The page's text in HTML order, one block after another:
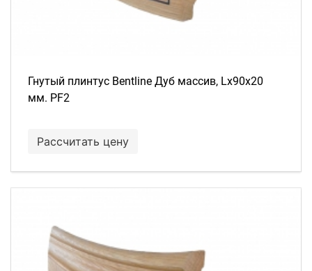
Гнутый плинтус Bentline Дуб массив, Lх90х20
мм. PF2
Рассчитать цену